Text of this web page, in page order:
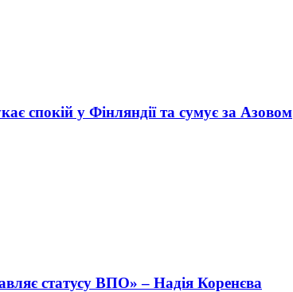
спокій у Фінляндії та сумує за Азовом
статусу ВПО» – Надія Коренєва